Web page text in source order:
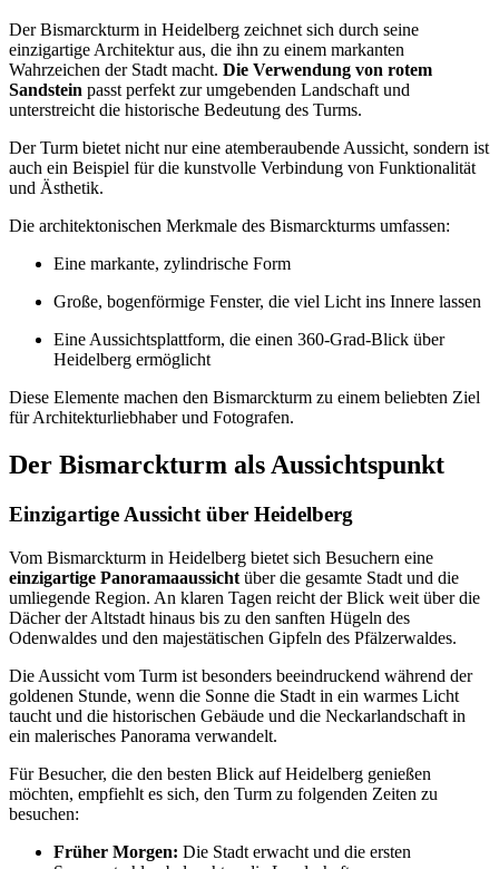
Der Bismarckturm in Heidelberg zeichnet sich durch seine
einzigartige Architektur aus, die ihn zu einem markanten
Wahrzeichen der Stadt macht. Die Verwendung von rotem
Sandstein passt perfekt zur umgebenden Landschaft und
unterstreicht die historische Bedeutung des Turms.
Der Turm bietet nicht nur eine atemberaubende Aussicht, sondern ist
auch ein Beispiel für die kunstvolle Verbindung von Funktionalität
und Ästhetik.
Die architektonischen Merkmale des Bismarckturms umfassen:
Eine markante, zylindrische Form
Große, bogenförmige Fenster, die viel Licht ins Innere lassen
Eine Aussichtsplattform, die einen 360-Grad-Blick über
Heidelberg ermöglicht
Diese Elemente machen den Bismarckturm zu einem beliebten Ziel
für Architekturliebhaber und Fotografen.
Der Bismarckturm als Aussichtspunkt
Einzigartige Aussicht über Heidelberg
Vom Bismarckturm in Heidelberg bietet sich Besuchern eine
einzigartige Panoramaaussicht über die gesamte Stadt und die
umliegende Region. An klaren Tagen reicht der Blick weit über die
Dächer der Altstadt hinaus bis zu den sanften Hügeln des
Odenwaldes und den majestätischen Gipfeln des Pfälzerwaldes.
Die Aussicht vom Turm ist besonders beeindruckend während der
goldenen Stunde, wenn die Sonne die Stadt in ein warmes Licht
taucht und die historischen Gebäude und die Neckarlandschaft in
ein malerisches Panorama verwandelt.
Für Besucher, die den besten Blick auf Heidelberg genießen
möchten, empfiehlt es sich, den Turm zu folgenden Zeiten zu
besuchen:
Früher Morgen: Die Stadt erwacht und die ersten